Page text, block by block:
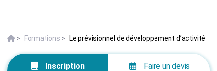
> Formations > Le prévisionnel de développement d’activité
Inscription Faire un devis